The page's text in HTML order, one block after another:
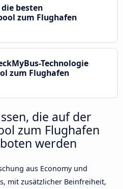
besten
zum Flughafen
Technologie
zum Flughafen
die auf der
zum Flughafen
werden
aus Economy und
mit zusätzlicher Beinfreiheit,